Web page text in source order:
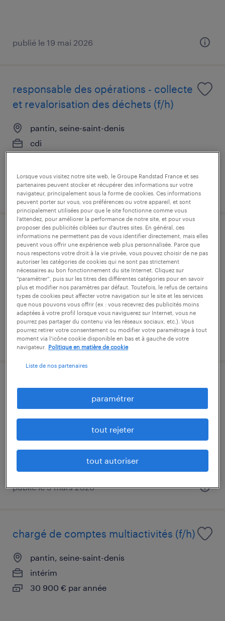
publié le 19 mai 2026
responsable des opérations - collecte
et revalorisation des déchets (f/h)
pantin, seine-saint-denis
cdi
publié le 8 janvier 2026
gestionnaire de paie (f/h)
pantin, seine-saint-denis
intérim
32 000 € - 35 500 € par année
publié le 11 septembre 2025
gestionnaire de flottes mobiles (f/h)
pantin, seine-saint-denis
27 000 € par année
publié le 5 mars 2026
chargé de comptes multiactivités (f/h)
pantin, seine-saint-denis
intérim
30 900 € par année
Lorsque vous visitez notre site web, le Groupe Randstad France et ses
partenaires peuvent stocker et récupérer des informations sur votre
navigateur, principalement sous la forme de cookies. Ces informations
peuvent porter sur vous, vos préférences ou votre appareil, et sont
principalement utilisées pour que le site fonctionne comme vous
l’attendez, pour améliorer la performance de notre site, et pour vous
proposer des publicités ciblées sur d’autres sites. En général, ces
informations ne permettent pas de vous identifier directement, mais elles
peuvent vous offrir une expérience web plus personnalisée. Parce que
nous respectons votre droit à la vie privée, vous pouvez choisir de ne pas
autoriser les catégories de cookies qui ne sont pas strictement
nécessaires au bon fonctionnement du site Internet. Cliquez sur
“paramétrer”, puis sur les titres des différentes catégories pour en savoir
plus et modifier nos paramètres par défaut. Toutefois, le refus de certains
types de cookies peut affecter votre navigation sur le site et les services
que nous pouvons vous offrir (ex : vous recevrez des publicités moins
adaptées à votre profil lorsque vous naviguerez sur Internet, vous ne
pourrez pas partager du contenu via les réseaux sociaux, etc.). Vous
pourrez retirer votre consentement ou modifier votre paramétrage à tout
moment via l’icône cookie disponible en bas et à gauche de votre
navigateur.
Politique en matière de cookie
Liste de nos partenaires
paramétrer
tout rejeter
tout autoriser